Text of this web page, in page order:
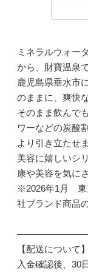
ミネラルウォー
から、財寶温泉
鹿児島県垂水市
のままに、爽快
そのまま飲んで
ワーなどの炭酸
より引き立たせま
美容に嬉しいシ
康や美容を気に
※2026年1月 東
社ブランド商品
【配送について】
入金確認後、30